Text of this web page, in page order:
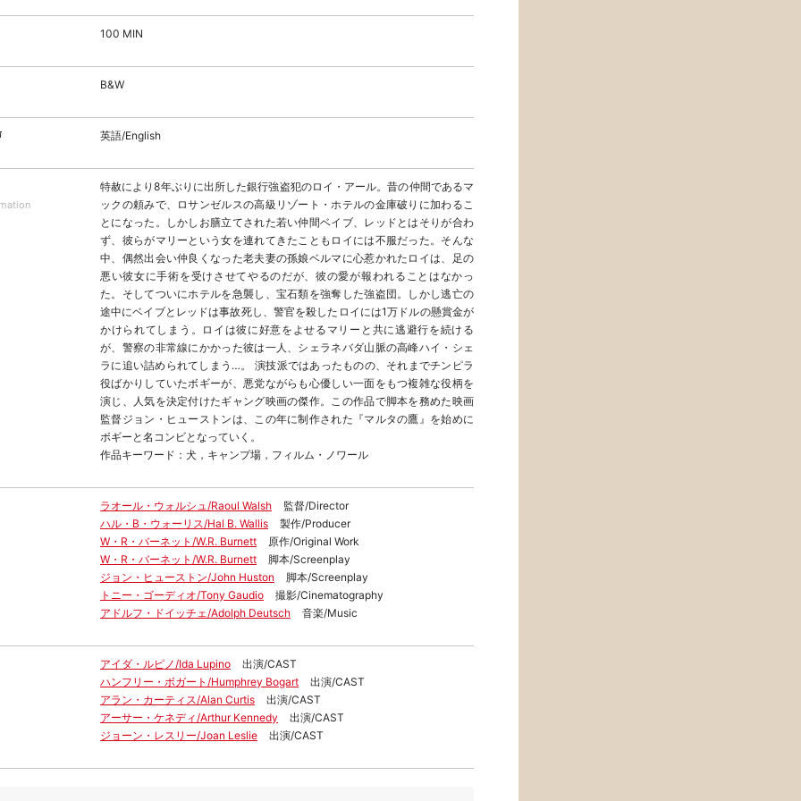
100 MIN
B&W
英語/English
特赦により8年ぶりに出所した銀行強盗犯のロイ・アール。昔の仲間であるマ
ックの頼みで、ロサンゼルスの高級リゾート・ホテルの金庫破りに加わるこ
とになった。しかしお膳立てされた若い仲間ベイブ、レッドとはそりが合わ
ず、彼らがマリーという女を連れてきたこともロイには不服だった。そんな
中、偶然出会い仲良くなった老夫妻の孫娘ベルマに心惹かれたロイは、足の
悪い彼女に手術を受けさせてやるのだが、彼の愛が報われることはなかっ
た。そしてついにホテルを急襲し、宝石類を強奪した強盗団。しかし逃亡の
途中にベイブとレッドは事故死し、警官を殺したロイには1万ドルの懸賞金が
かけられてしまう。ロイは彼に好意をよせるマリーと共に逃避行を続ける
が、警察の非常線にかかった彼は一人、シェラネバダ山脈の高峰ハイ・シェ
ラに追い詰められてしまう…。 演技派ではあったものの、それまでチンピラ
役ばかりしていたボギーが、悪党ながらも心優しい一面をもつ複雑な役柄を
演じ、人気を決定付けたギャング映画の傑作。この作品で脚本を務めた映画
監督ジョン・ヒューストンは、この年に制作された『マルタの鷹』を始めに
ボギーと名コンビとなっていく。
作品キーワード：犬，キャンプ場，フィルム・ノワール
ラオール・ウォルシュ/Raoul Walsh
監督/Director
ハル・B・ウォーリス/Hal B. Wallis
製作/Producer
W・R・バーネット/W.R. Burnett
原作/Original Work
W・R・バーネット/W.R. Burnett
脚本/Screenplay
ジョン・ヒューストン/John Huston
脚本/Screenplay
トニー・ゴーディオ/Tony Gaudio
撮影/Cinematography
アドルフ・ドイッチェ/Adolph Deutsch
音楽/Music
アイダ・ルピノ/Ida Lupino
出演/CAST
ハンフリー・ボガート/Humphrey Bogart
出演/CAST
アラン・カーティス/Alan Curtis
出演/CAST
アーサー・ケネディ/Arthur Kennedy
出演/CAST
ジョーン・レスリー/Joan Leslie
出演/CAST